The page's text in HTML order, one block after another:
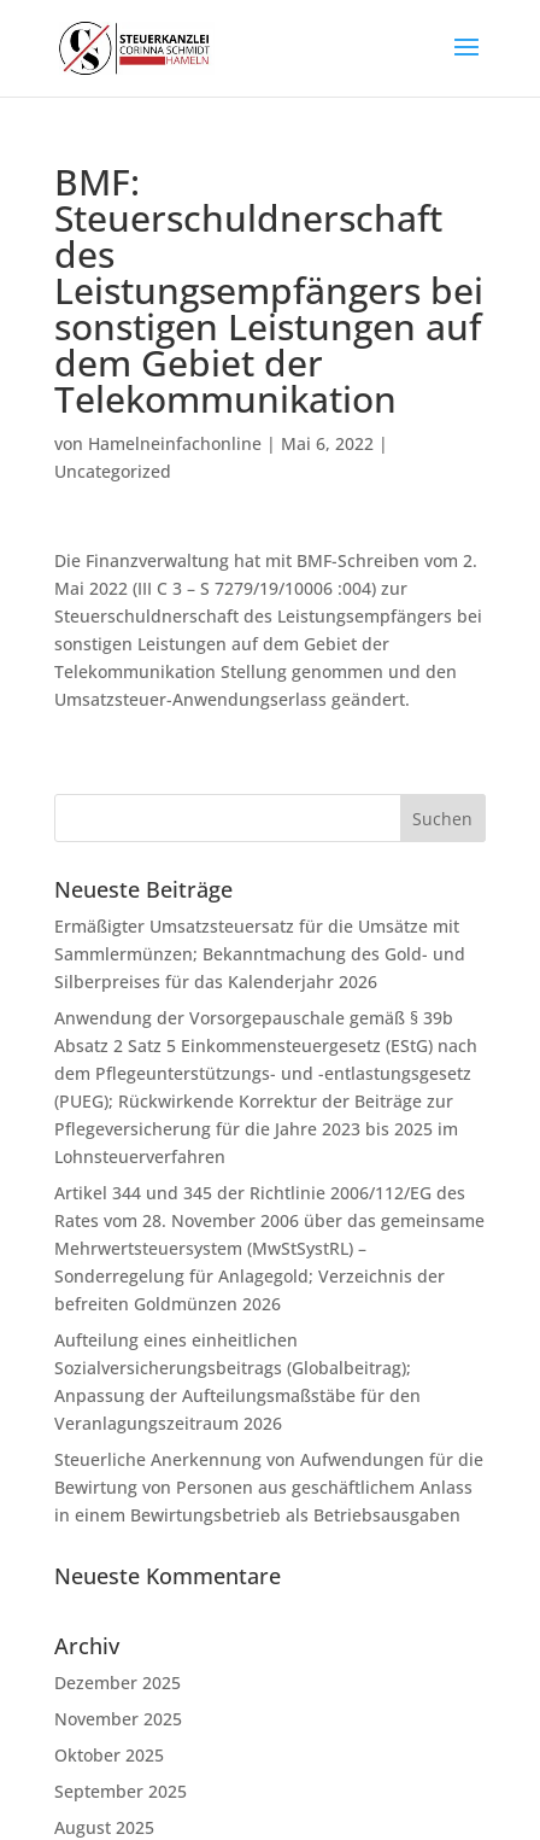
BMF:
Steuerschuldnerschaft
des
Leistungsempfängers bei
sonstigen Leistungen auf
dem Gebiet der
Telekommunikation
von Hamelneinfachonline| Mai 6, 2022|
Uncategorized
Die Finanzverwaltung hat mit BMF-Schreiben vom 2.
Mai 2022 (III C 3 – S 7279/19/10006 :004) zur
Steuerschuldnerschaft des Leistungsempfängers bei
sonstigen Leistungen auf dem Gebiet der
Telekommunikation Stellung genommen und den
Umsatzsteuer-Anwendungserlass geändert.
Neueste Beiträge
Ermäßigter Umsatzsteuersatz für die Umsätze mit
Sammlermünzen; Bekanntmachung des Gold- und
Silberpreises für das Kalenderjahr 2026
Anwendung der Vorsorgepauschale gemäß § 39b
Absatz 2 Satz 5 Einkommensteuergesetz (EStG) nach
dem Pflegeunterstützungs- und -entlastungsgesetz
(PUEG); Rückwirkende Korrektur der Beiträge zur
Pflegeversicherung für die Jahre 2023 bis 2025 im
Lohnsteuerverfahren
Artikel 344 und 345 der Richtlinie 2006/112/EG des
Rates vom 28. November 2006 über das gemeinsame
Mehrwertsteuersystem (MwStSystRL) –
Sonderregelung für Anlagegold; Verzeichnis der
befreiten Goldmünzen 2026
Aufteilung eines einheitlichen
Sozialversicherungsbeitrags (Globalbeitrag);
Anpassung der Aufteilungsmaßstäbe für den
Veranlagungszeitraum 2026
Steuerliche Anerkennung von Aufwendungen für die
Bewirtung von Personen aus geschäftlichem Anlass
in einem Bewirtungsbetrieb als Betriebsausgaben
Neueste Kommentare
Archiv
Dezember 2025
November 2025
Oktober 2025
September 2025
August 2025